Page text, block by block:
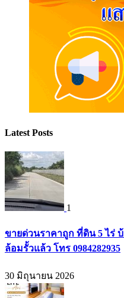
Latest Posts
1
ขายด่วนราคาถูก ที่ดิน 5 ไร่
ล้อมรั้วแล้ว โทร 0984282935
30 มิถุนายน 2026